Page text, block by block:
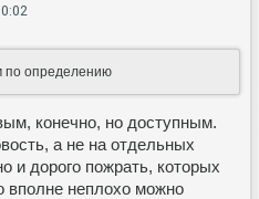
по определению
конечно, но доступным.
а не на отдельных
и дорого пожрать, которых
вполне неплохо можно